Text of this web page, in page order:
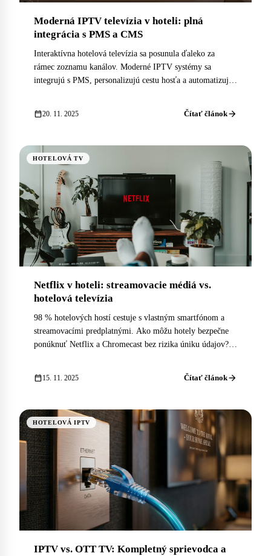
Moderná IPTV televízia v hoteli: plná
integrácia s PMS a CMS
Interaktívna hotelová televízia sa posunula ďaleko za
rámec zoznamu kanálov. Moderné IPTV systémy sa
integrujú s PMS, personalizujú cestu hosťa a automatizujú
calendar_today20. 11. 2025 Čítať článokarrow_forward
HOTELOVÁ TV
Netflix v hoteli: streamovacie médiá vs.
hotelová televízia
98 % hotelových hostí cestuje s vlastným smartfónom a
streamovacími predplatnými. Ako môžu hotely bezpečne
ponúknuť Netflix a Chromecast bez rizika úniku údajov?
calendar_today15. 11. 2025 Čítať článokarrow_forward
HOTELOVÁ IPTV
IPTV vs. OTT TV: Kompletný sprievodca a